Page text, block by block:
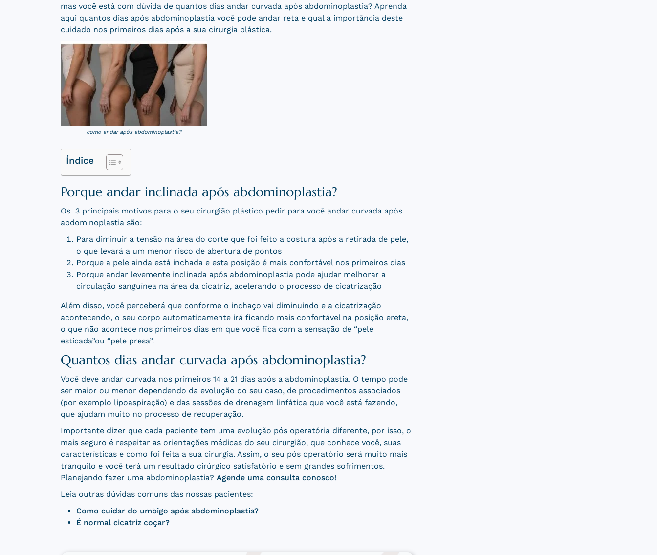
mas você está com dúvida de quantos dias andar curvada após abdominoplastia? Aprenda
aqui quantos dias após abdominoplastia você pode andar reta e qual a importância deste
cuidado nos primeiros dias após a sua cirurgia plástica.
como andar após abdominoplastia?
Índice
Porque andar inclinada após abdominoplastia?
Os 3 principais motivos para o seu cirurgião plástico pedir para você andar curvada após
abdominoplastia são:
Para diminuir a tensão na área do corte que foi feito a costura após a retirada de pele,
o que levará a um menor risco de abertura de pontos
Porque a pele ainda está inchada e esta posição é mais confortável nos primeiros dias
Porque andar levemente inclinada após abdominoplastia pode ajudar melhorar a
circulação sanguínea na área da cicatriz, acelerando o processo de cicatrização
Além disso, você perceberá que conforme o inchaço vai diminuindo e a cicatrização
acontecendo, o seu corpo automaticamente irá ficando mais confortável na posição ereta,
o que não acontece nos primeiros dias em que você fica com a sensação de “pele
esticada”ou “pele presa”.
Quantos dias andar curvada após abdominoplastia?
Você deve andar curvada nos primeiros 14 a 21 dias após a abdominoplastia. O tempo pode
ser maior ou menor dependendo da evolução do seu caso, de procedimentos associados
(por exemplo lipoaspiração) e das sessões de drenagem linfática que você está fazendo,
que ajudam muito no processo de recuperação.
Importante dizer que cada paciente tem uma evolução pós operatória diferente, por isso, o
mais seguro é respeitar as orientações médicas do seu cirurgião, que conhece você, suas
características e como foi feita a sua cirurgia. Assim, o seu pós operatório será muito mais
tranquilo e você terá um resultado cirúrgico satisfatório e sem grandes sofrimentos.
Planejando fazer uma abdominoplastia? Agende uma consulta conosco!
Leia outras dúvidas comuns das nossas pacientes:
Como cuidar do umbigo após abdominoplastia?
É normal cicatriz coçar?